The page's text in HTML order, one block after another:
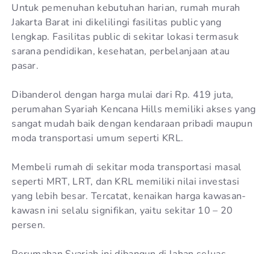
Untuk pemenuhan kebutuhan harian, rumah murah
Jakarta Barat ini dikelilingi fasilitas public yang
lengkap. Fasilitas public di sekitar lokasi termasuk
sarana pendidikan, kesehatan, perbelanjaan atau
pasar.
Dibanderol dengan harga mulai dari Rp. 419 juta,
perumahan Syariah Kencana Hills memiliki akses yang
sangat mudah baik dengan kendaraan pribadi maupun
moda transportasi umum seperti KRL.
Membeli rumah di sekitar moda transportasi masal
seperti MRT, LRT, dan KRL memiliki nilai investasi
yang lebih besar. Tercatat, kenaikan harga kawasan-
kawasn ini selalu signifikan, yaitu sekitar 10 – 20
persen.